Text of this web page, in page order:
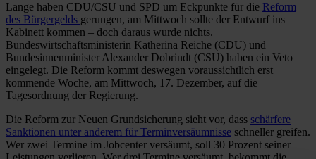
Lange haben CDU/CSU und SPD um Eckpunkte für die Reform
des Bürgergelds gerungen, am Mittwoch sollte der Entwurf ins
Kabinett kommen – doch daraus wurde nichts.
Bundeswirtschaftsministerin Katherina Reiche (CDU) und
Bundesinnenminister Alexander Dobrindt (CSU) haben ein Veto
eingelegt. Die Reform kommt deswegen voraussichtlich erst
kommende Woche, am Mittwoch, 17. Dezember, auf die
Tagesordnung der Regierung.
Die Reform zur Neuen Grundsicherung sieht vor, dass schärfere
Sanktionen unter anderem für Terminversäumnisse schneller greifen.
Wer zwei Termine im Jobcenter versäumt, soll 30 Prozent seiner